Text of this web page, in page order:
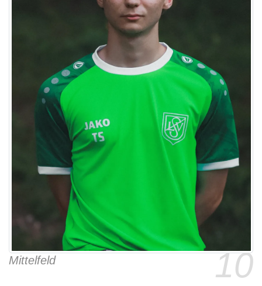
10
Mittelfeld